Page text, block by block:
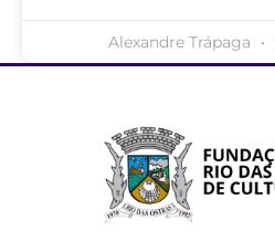
Alexandre Trápaga